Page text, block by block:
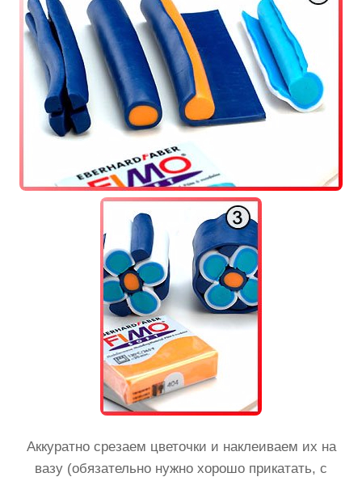
Аккуратно срезаем цветочки и наклеиваем их на
вазу (обязательно нужно хорошо прикатать, с